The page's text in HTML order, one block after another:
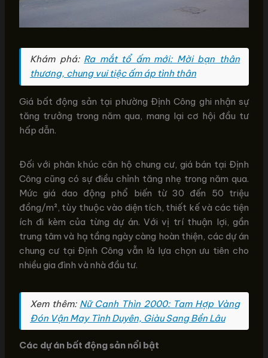
Khám phá: Ra mắt tổ ấm mới: Mời bạn thân
thương, chung vui tiệc ấm áp tình thân
Giá bất động sản tại phường Định Công ghi nhận sự
tăng trưởng trong năm qua, mang lại cơ hội đầu tư
hấp dẫn.
Đối với phân khúc căn hộ chung cư, giá bán tại Định
Công cũng có sự điều chỉnh tăng nhẹ trong năm qua.
Mức giá dao động phổ biến từ 30 đến 50 triệu
đồng/m², tùy thuộc vào diện tích, thiết kế và các tiện
ích đi kèm của từng dự án. Với vị trí thuận lợi, gần
trung tâm và hạ tầng ngày càng hoàn thiện, các dự án
chung cư tại Định Công vẫn là lựa chọn ưu tiên cho
nhiều gia đình và nhà đầu tư.
Xem thêm: Nữ Canh Thìn 2000: Tam Hợp Vàng
Đón Vận May Tình Duyên, Giàu Sang Bền Lâu
Các dự án bất động sản nổi bật